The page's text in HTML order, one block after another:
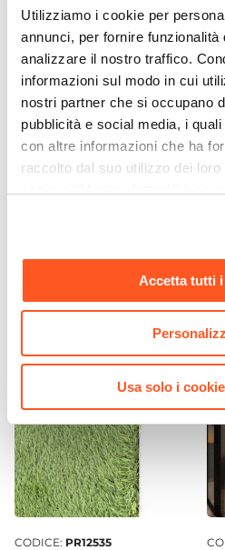
Utilizziamo i cookie per
annunci, per fornire
analizzare il nostro traffico.
informazioni sul modo in cui
nostri partner che si occupano
pubblicità e social media, i
con altre informazioni che ha
raccolto dal suo utilizzo dei
momento. Per maggiori
Accetta tutti
Usa solo i
CODICE:EN-36B
CODICE: PR12535